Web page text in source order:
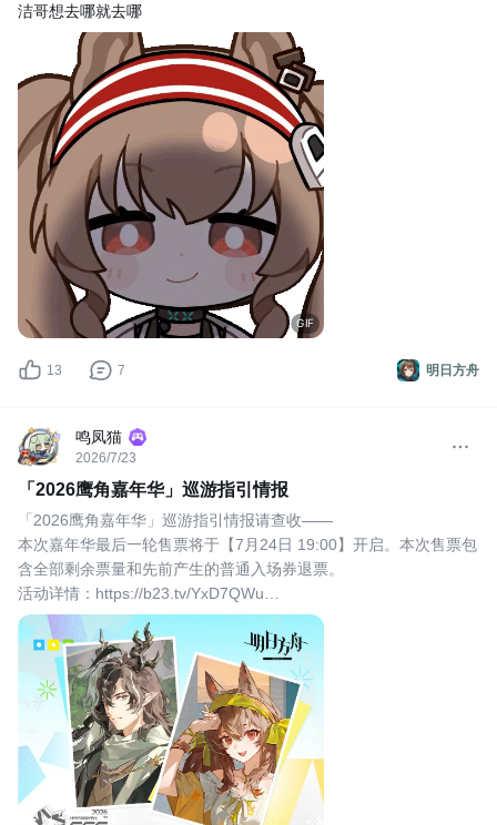
洁哥想去哪就去哪
GIF
明日方舟
13 7
鸣凤猫
2026/7/23
「2026鹰角嘉年华」巡游指引情报
「2026鹰角嘉年华」巡游指引情报请查收——
本次嘉年华最后一轮售票将于【7月24日 19:00】开启。本次售票包
含全部剩余票量和先前产生的普通入场券退票。
活动详情：https://b23.tv/YxD7QWu
普通入场券购票链接：https://b23.tv/po3ahwn
【温馨提醒】
1.请提前在后台添加完整对应参展人的购票信息，以方便择票。
2.请使用有效身份证件，支持护照、中国台湾居民